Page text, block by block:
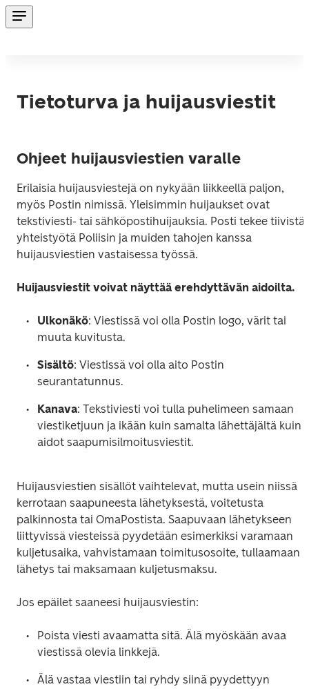
Tietoturva ja huijausviestit
Ohjeet huijausviestien varalle
Erilaisia huijausviestejä on nykyään liikkeellä paljon,
myös Postin nimissä. Yleisimmin huijaukset ovat
tekstiviesti- tai sähköpostihuijauksia. Posti tekee tiivistä
yhteistyötä Poliisin ja muiden tahojen kanssa
huijausviestien vastaisessa työssä.
Huijausviestit voivat näyttää erehdyttävän aidoilta.
Ulkonäkö: Viestissä voi olla Postin logo, värit tai
muuta kuvitusta.
Sisältö: Viestissä voi olla aito Postin
seurantatunnus.
Kanava: Tekstiviesti voi tulla puhelimeen samaan
viestiketjuun ja ikään kuin samalta lähettäjältä kuin
aidot saapumisilmoitusviestit.
Huijausviestien sisällöt vaihtelevat, mutta usein niissä
kerrotaan saapuneesta lähetyksestä, voitetusta
palkinnosta tai OmaPostista. Saapuvaan lähetykseen
liittyvissä viesteissä pyydetään esimerkiksi varamaan
kuljetusaika, vahvistamaan toimitusosoite, tullaamaan
lähetys tai maksamaan kuljetusmaksu.
Jos epäilet saaneesi huijausviestin:
Poista viesti avaamatta sitä. Älä myöskään avaa
viestissä olevia linkkejä.
Älä vastaa viestiin tai ryhdy siinä pyydettyyn